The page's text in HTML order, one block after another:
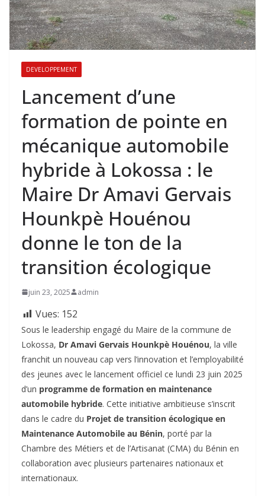
DEVELOPPEMENT
Lancement d’une
formation de pointe en
mécanique automobile
hybride à Lokossa : le
Maire Dr Amavi Gervais
Hounkpè Houénou
donne le ton de la
transition écologique
juin 23, 2025 admin
Vues: 152
Sous le leadership engagé du Maire de la commune de
Lokossa, Dr Amavi Gervais Hounkpè Houénou, la ville
franchit un nouveau cap vers l’innovation et l’employabilité
des jeunes avec le lancement officiel ce lundi 23 juin 2025
d’un programme de formation en maintenance
automobile hybride. Cette initiative ambitieuse s’inscrit
dans le cadre du Projet de transition écologique en
Maintenance Automobile au Bénin, porté par la
Chambre des Métiers et de l’Artisanat (CMA) du Bénin en
collaboration avec plusieurs partenaires nationaux et
internationaux.